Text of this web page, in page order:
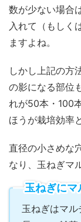
数が少ない場合
入れて（もしく
ますよね。
しかし上記の方
の影になる部位
れが50本・100
ほうが栽培効率
直径の小さめな
なり、玉ねぎマ
玉ねぎにマ
玉ねぎはマ